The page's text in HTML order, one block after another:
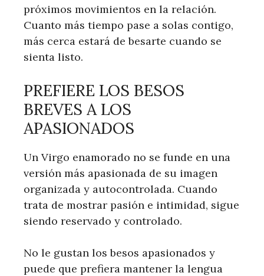
próximos movimientos en la relación.
Cuanto más tiempo pase a solas contigo,
más cerca estará de besarte cuando se
sienta listo.
PREFIERE LOS BESOS
BREVES A LOS
APASIONADOS
Un Virgo enamorado no se funde en una
versión más apasionada de su imagen
organizada y autocontrolada. Cuando
trata de mostrar pasión e intimidad, sigue
siendo reservado y controlado.
No le gustan los besos apasionados y
puede que prefiera mantener la lengua